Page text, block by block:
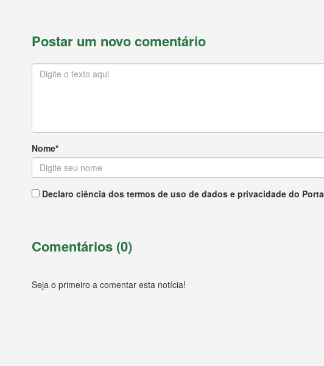
Postar um novo comentário
Nome*
Declaro ciência dos termos de uso de dados e privacidade do
Comentários (0)
Seja o primeiro a comentar esta notícia!